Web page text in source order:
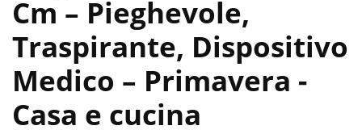
Cm – Pieghevole,
Traspirante, Dispositivo
Medico – Primavera -
Casa e cucina